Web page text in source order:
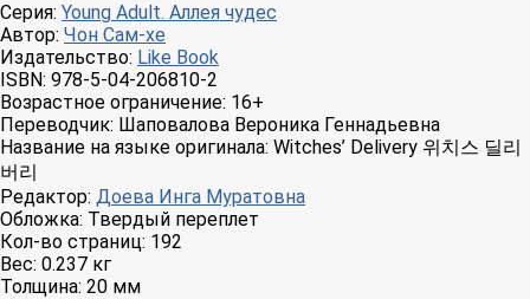
Серия: Young Adult. Аллея чудес
Автор: Чон Сам-хе
Издательство: Like Book
ISBN: 978-5-04-206810-2
Возрастное ограничение: 16+
Переводчик: Шаповалова Вероника Геннадьевна
Название на языке оригинала: Witches’ Delivery 위치스 딜리
버리
Редактор: Доева Инга Муратовна
Обложка: Твердый переплет
Кол-во страниц: 192
Вес: 0.237 кг
Толщина: 20 мм